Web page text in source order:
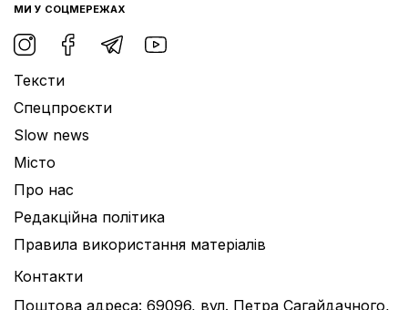
МИ У СОЦМЕРЕЖАХ
Тексти
Спецпроєкти
Slow news
Місто
Про нас
Редакційна політика
Правила використання матеріалів
Контакти
Поштова адреса: 69096, вул. Петра Сагайдачного,